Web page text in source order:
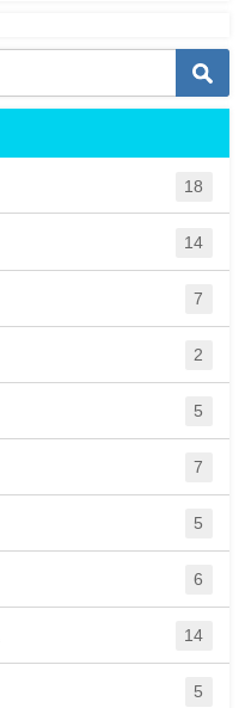
18
14
7
2
5
7
5
6
14
5